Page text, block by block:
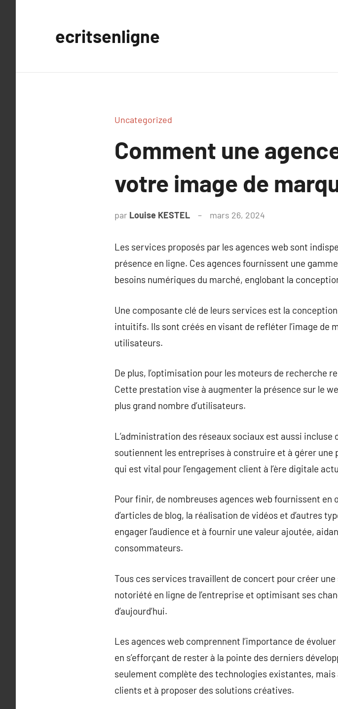
ecritsenligne
Uncategorized
Comment une
votre image de
par Louise KESTEL mars 26, 2024
Les services proposés par les agences web sont
présence en ligne. Ces agences fournissent une
besoins numériques du marché, englobant la
Une composante clé de leurs services est la
intuitifs. Ils sont créés en visant de refléter l’image de
utilisateurs.
De plus, l’optimisation pour les moteurs de recherche
Cette prestation vise à augmenter la présence sur le
plus grand nombre d’utilisateurs.
L’administration des réseaux sociaux est aussi incluse
soutiennent les entreprises à construire et à gérer
qui est vital pour l’engagement client à l’ère digitale
Pour finir, de nombreuses agences web fournissent
d’articles de blog, la réalisation de vidéos et d’autres
engager l’audience et à fournir une valeur ajoutée,
consommateurs.
Tous ces services travaillent de concert pour créer
notoriété en ligne de l’entreprise et optimisant ses
d’aujourd’hui.
Les agences web comprennent l’importance de
en s’efforçant de rester à la pointe des derniers
seulement complète des technologies existantes,
clients et à proposer des solutions créatives.